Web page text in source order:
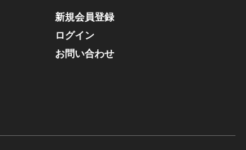
新規会員登録
ログイン
お問い合わせ